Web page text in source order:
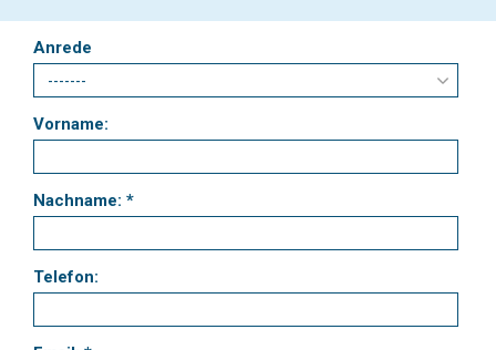
Anrede
Vorname:
Nachname: *
Telefon: